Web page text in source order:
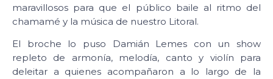
maravillosos para que el público baile al ritmo del
chamamé y la música de nuestro Litoral.
El broche lo puso Damián Lemes con un show
repleto de armonía, melodía, canto y violín para
deleitar a quienes acompañaron a lo largo de la